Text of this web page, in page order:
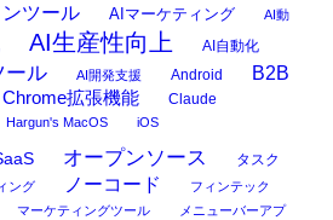
ツール AIマーケティング AI動
AI生産性向上 AI自動化
ール AI開発支援 Android
B2B
Chrome拡張機能 Claude
Hargun's MacOS iOS
オープンソース
タスク
ング ノーコード フィンテック
マーケティングツール
メニューバーアプ